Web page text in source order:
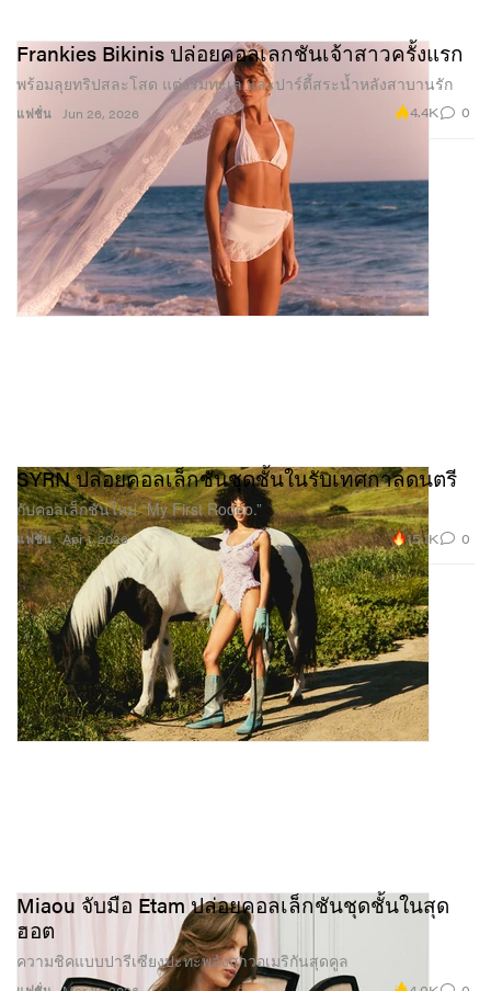
แฟชั่น
Frankies Bikinis ปล่อยคอลเลกชันเจ้าสาวครั้งแรก
พร้อมลุยทริปสละโสด แต่งริมทะเล และปาร์ตี้สระน้ำหลังสาบานรัก
Jun 26, 2026 4.4K 0
แฟชั่น
SYRN ปล่อยคอลเล็กชันชุดชั้นในรับเทศกาลดนตรี
กับคอลเล็กชันใหม่ “My First Rodeo.”
Apr 1, 2026 15.1K 0
Miaou จับมือ Etam ปล่อยคอลเล็กชันชุดชั้นในสุด
ฮอต
ความชิคแบบปารีเซียงปะทะพลังสาวอเมริกันสุดคูล